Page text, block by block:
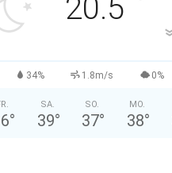
20.5
34% 1.8m/s 0%
°
SA.
39°
SO.
37°
MO.
38°